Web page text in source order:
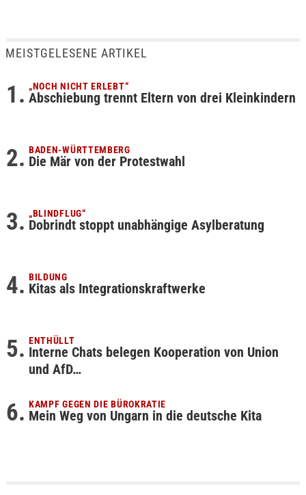
MEISTGELESENE ARTIKEL
„NOCH NICHT ERLEBT“
Abschiebung trennt Eltern von drei Kleinkindern
BADEN-WÜRTTEMBERG
Die Mär von der Protestwahl
„BLINDFLUG“
Dobrindt stoppt unabhängige Asylberatung
BILDUNG
Kitas als Integrationskraftwerke
ENTHÜLLT
Interne Chats belegen Kooperation von Union
und AfD…
KAMPF GEGEN DIE BÜROKRATIE
Mein Weg von Ungarn in die deutsche Kita